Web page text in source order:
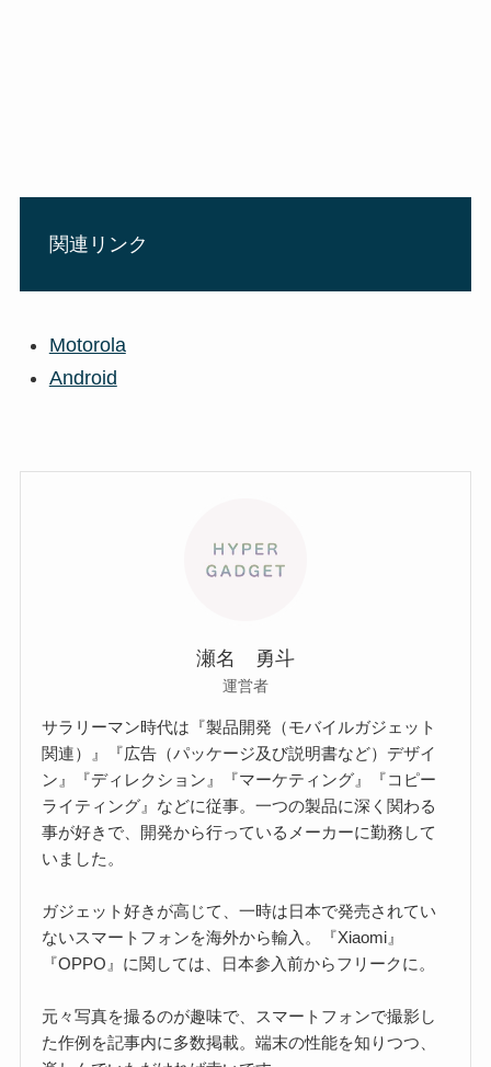
関連リンク
Motorola
Android
瀬名 勇斗
運営者
サラリーマン時代は『製品開発（モバイルガジェット
関連）』『広告（パッケージ及び説明書など）デザイ
ン』『ディレクション』『マーケティング』『コピー
ライティング』などに従事。一つの製品に深く関わる
事が好きで、開発から行っているメーカーに勤務して
いました。
ガジェット好きが高じて、一時は日本で発売されてい
ないスマートフォンを海外から輸入。『Xiaomi』
『OPPO』に関しては、日本参入前からフリークに。
元々写真を撮るのが趣味で、スマートフォンで撮影し
た作例を記事内に多数掲載。端末の性能を知りつつ、